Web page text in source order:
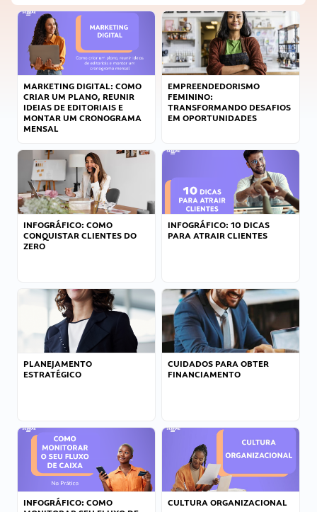
MARKETING DIGITAL: COMO
CRIAR UM PLANO, REUNIR
IDEIAS DE EDITORIAIS E
MONTAR UM CRONOGRAMA
MENSAL
EMPREENDEDORISMO
FEMININO:
TRANSFORMANDO DESAFIOS
EM OPORTUNIDADES
INFOGRÁFICO: COMO
CONQUISTAR CLIENTES DO
ZERO
INFOGRÁFICO: 10 DICAS
PARA ATRAIR CLIENTES
PLANEJAMENTO
ESTRATÉGICO
CUIDADOS PARA OBTER
FINANCIAMENTO
INFOGRÁFICO: COMO
CULTURA ORGANIZACIONAL